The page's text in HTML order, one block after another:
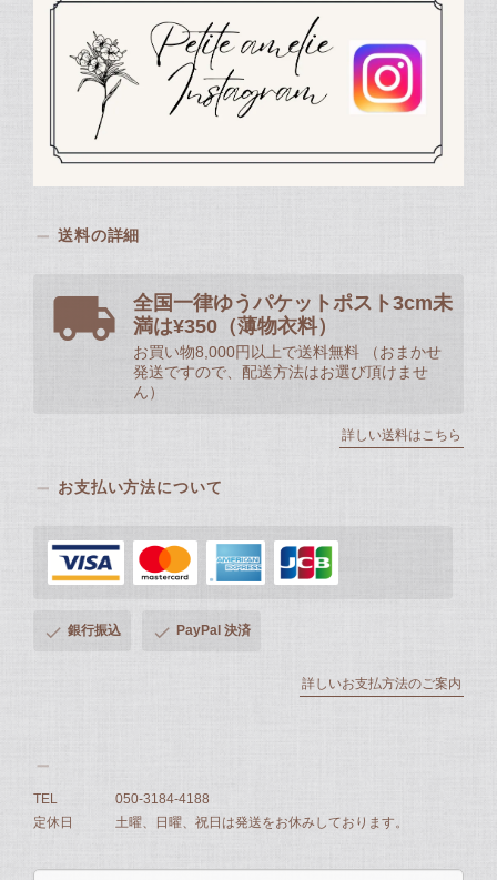
送料の詳細
全国一律ゆうパケットポスト3cm未
満は¥350（薄物衣料）
お買い物8,000円以上で送料無料 （おまかせ
発送ですので、配送方法はお選び頂けませ
ん）
詳しい送料はこちら
お支払い方法について
銀行振込 PayPal 決済
詳しいお支払方法のご案内
TEL
050-3184-4188
定休日
土曜、日曜、祝日は発送をお休みしております。